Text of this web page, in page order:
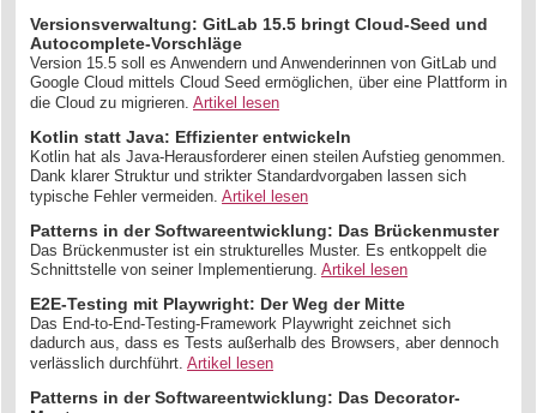
Versionsverwaltung: GitLab 15.5 bringt Cloud-Seed und
Autocomplete-Vorschläge
Version 15.5 soll es Anwendern und Anwenderinnen von GitLab und
Google Cloud mittels Cloud Seed ermöglichen, über eine Plattform in
die Cloud zu migrieren. Artikel lesen
Kotlin statt Java: Effizienter entwickeln
Kotlin hat als Java-Herausforderer einen steilen Aufstieg genommen.
Dank klarer Struktur und strikter Standardvorgaben lassen sich
typische Fehler vermeiden. Artikel lesen
Patterns in der Softwareentwicklung: Das Brückenmuster
Das Brückenmuster ist ein strukturelles Muster. Es entkoppelt die
Schnittstelle von seiner Implementierung. Artikel lesen
E2E-Testing mit Playwright: Der Weg der Mitte
Das End-to-End-Testing-Framework Playwright zeichnet sich
dadurch aus, dass es Tests außerhalb des Browsers, aber dennoch
verlässlich durchführt. Artikel lesen
Patterns in der Softwareentwicklung: Das Decorator-